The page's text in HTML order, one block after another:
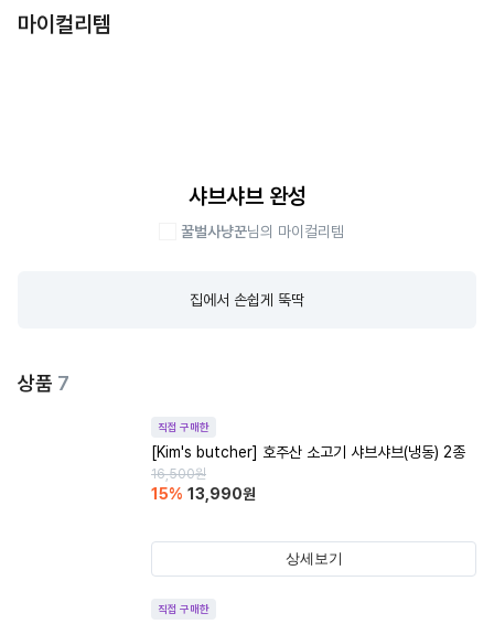
마이컬리템
샤브샤브 완성
꿀벌사냥꾼님의 마이컬리템
집에서 손쉽게 뚝딱
상품 7
직접 구매한
[Kim's butcher] 호주산 소고기 샤브샤브(냉동) 2종
16,500원
15% 13,990원
상세보기
직접 구매한